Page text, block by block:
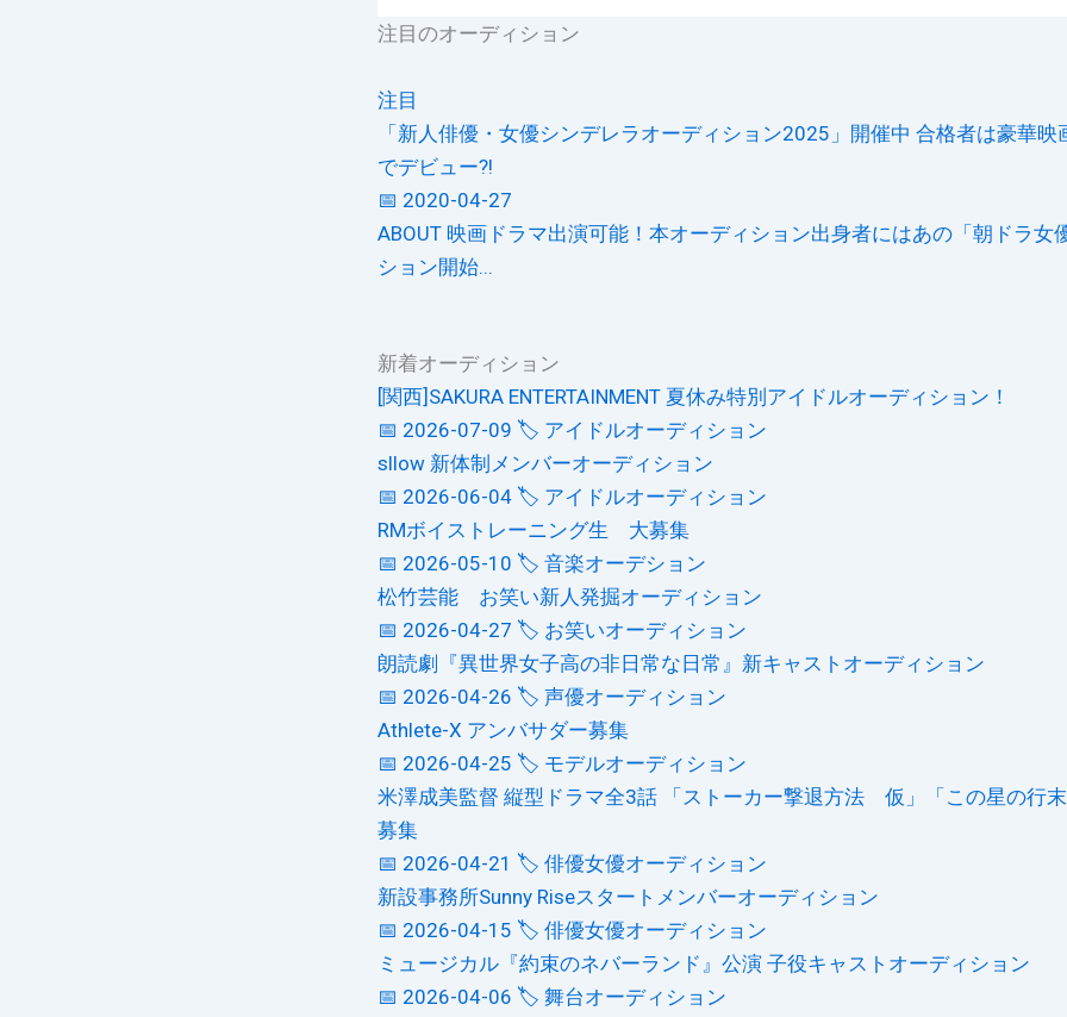
注目のオーディション
注目
「新人俳優・女優シンデレラオーディション2025」開催中 合格者は豪華
でデビュー?!
📅 2020-04-27
ABOUT 映画ドラマ出演可能！本オーディション出身者にはあの「朝ドラ女
ション開始...
新着オーディション
[関西]SAKURA ENTERTAINMENT 夏休み特別アイドルオーディション！
📅 2026-07-09 🏷️ アイドルオーディション
sllow 新体制メンバーオーディション
📅 2026-06-04 🏷️ アイドルオーディション
RMボイストレーニング生 大募集
📅 2026-05-10 🏷️ 音楽オーデション
松竹芸能 お笑い新人発掘オーディション
📅 2026-04-27 🏷️ お笑いオーディション
朗読劇『異世界女子高の非日常な日常』新キャストオーディション
📅 2026-04-26 🏷️ 声優オーディション
Athlete-X アンバサダー募集
📅 2026-04-25 🏷️ モデルオーディション
米澤成美監督 縦型ドラマ全3話 「ストーカー撃退方法 仮」「この星の行
募集
📅 2026-04-21 🏷️ 俳優女優オーディション
新設事務所Sunny Riseスタートメンバーオーディション
📅 2026-04-15 🏷️ 俳優女優オーディション
ミュージカル『約束のネバーランド』公演 子役キャストオーディション
📅 2026-04-06 🏷️ 舞台オーディション